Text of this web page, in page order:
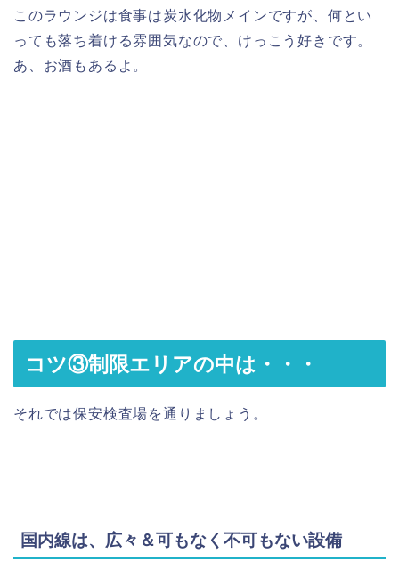
このラウンジは食事は炭水化物メインですが、何とい
っても落ち着ける雰囲気なので、けっこう好きです。
あ、お酒もあるよ。
コツ③制限エリアの中は・・・
それでは保安検査場を通りましょう。
国内線は、広々＆可もなく不可もない設備